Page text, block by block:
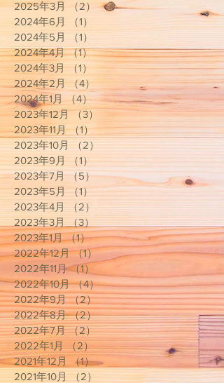
2025年3月 （2）
2件の記事
2024年6月
（1）
2024年5月
（1）
2024年4月 （1）1件の記事
2024年3月 （1） 1件の記事
2024年2月
（4）
4件の記事
2024年1月 （4）4件の記事
2023年12月 （3）
3件の記事
2023年11月 （1） 1件の記事
2023年10月
（2）
2023年9月
（1）
1件の記事
2023年7月 （5）5件の記事
2023年5月
（1）1件の記事
2023年4月
（2）
2件の記事
2023年3月 （3） 3件の記事
2023年1月 （1）1件の記事
2022年12月 （1）1件の記事
2022年11月 （1）
2022年10月 （4）4件の記事
2022年9月 （2）2件の記事
2022年8月 （2）2件の記事
2022年7月 （2）2件の記事
2022年1月 （2）2件の記事
2021年12月
（1）1件の記事
2021年10月
（2）